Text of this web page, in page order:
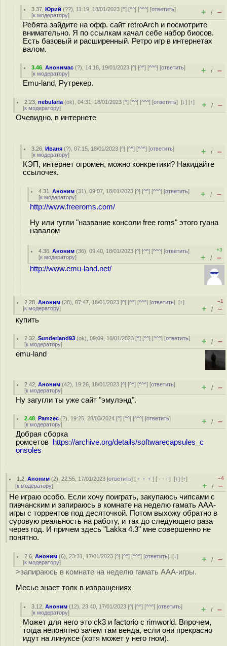
3.37 ,Юрий (??), 11:19, 18/01/2023 [^] [^^] [^^^] [ответить]
[к модератору] + / –
Ребята зайдите на офф. сайт retroArch и посмотрите
внимательно. Я по ссылкам качал себе набор биосов.
Есть базовый и расширенный. Ретро игр в интернетах
валом.
3.46 ,Анонимас (?), 14:18, 19/01/2023 [^] [^^] [^^^] [ответить]
[к модератору] + / –
Emu-land, Рутрекер.
2.23 ,nebularia (ok), 04:31, 18/01/2023 [^] [^^] [^^^] [ответить][↓] [↑]
[к модератору] + / –
Очевидно, в интернете
3.26 ,Иваня (?), 07:15, 18/01/2023 [^] [^^] [^^^] [ответить]
[к модератору] + / –
КЭП, интернет огромен, можно конкретики? Накидайте
ссылочек.
4.31 ,Аноним (31), 09:07, 18/01/2023 [^] [^^] [^^^] [ответить]
[к модератору] + / –
http://www.freeroms.com/
Ну или гугли "название консоли free roms" этого гуана
навалом
4.36 ,Аноним (36), 09:40, 18/01/2023 [^] [^^] [^^^] [ответить]
[к модератору]
+3
+ / –
http://www.emu-land.net/
2.28 ,Аноним (28), 07:47, 18/01/2023 [^] [^^] [^^^] [ответить][↑]
[к модератору]
–1
+ / –
купить
2.32 ,Sunderland93 (ok), 09:09, 18/01/2023 [^] [^^] [^^^] [ответить]
[к модератору] + / –
emu-land
2.42 ,Аноним (42), 19:26, 18/01/2023 [^] [^^] [^^^] [ответить]
[к модератору] + / –
Ну загугли ты уже сайт "эмулэнд".
2.48 ,Pamzec (?), 19:25, 28/03/2024 [^] [^^] [^^^] [ответить]
[к модератору] + / –
Добрая сборка
ромсетов
https://archive.org/details/softwarecapsules_c
onsoles
1.2 ,Аноним (2), 22:55, 17/01/2023 [ответить] [ ﹢﹢﹢] [ · · ·][↓] [↑]
[к модератору]
–4
+ / –
Не играю особо. Если хочу поиграть, закупаюсь чипсами с
пивчанским и запираюсь в комнате на неделю гамать ААА-
игры с торрентов под десяточкой. Потом выхожу обратно в
суровую реальность на работу, и так до следующего раза
через год. И причем здесь "Lakka 4.3" мне совершенно не
понятно.
2.6 ,Аноним (6), 23:31, 17/01/2023 [^] [^^] [^^^] [ответить][↓]
[к модератору] + / –
>запираюсь в комнате на неделю гамать ААА-игры.
Месье знает толк в извращениях
3.12 ,Аноним (12), 23:40, 17/01/2023 [^] [^^] [^^^] [ответить]
[к модератору] + / –
Может для него это ck3 и factorio с rimworld. Впрочем,
тогда непонятно зачем там венда, если они прекрасно
идут на линуксе (хотя может у него гном).